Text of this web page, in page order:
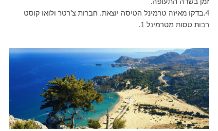
4.בדקו מאיזה טרמינל הטיסה יוצאת. חברות צ'רטר ולואו קוסט
רבות טסות מטרמינל 1.